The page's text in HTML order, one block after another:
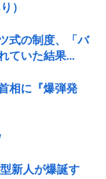
）
式の制度、「バ
ていた結果...
相に『爆弾発
新人が爆誕す